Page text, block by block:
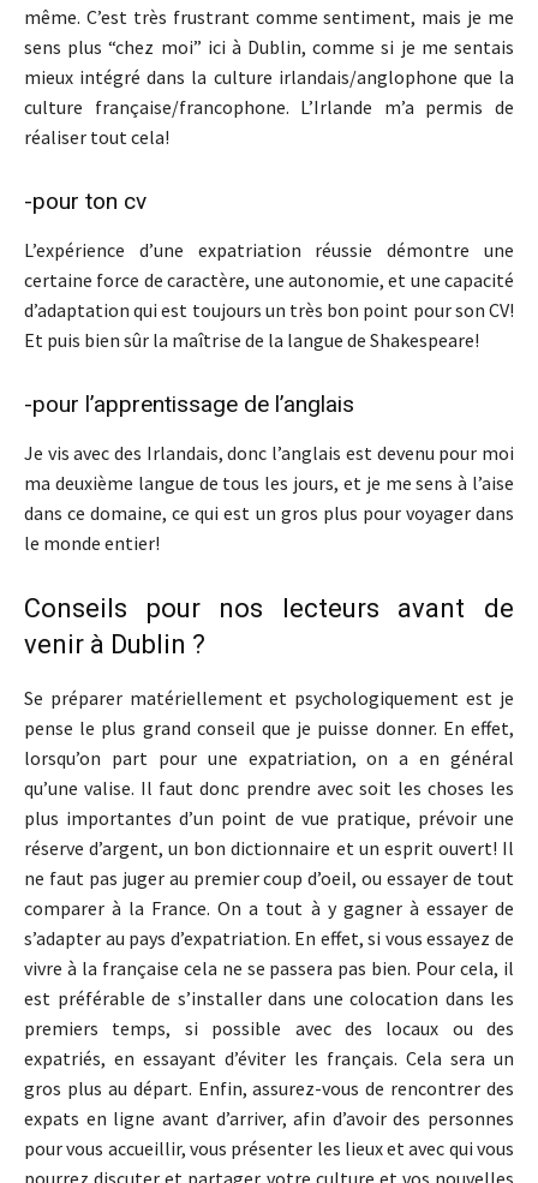
même. C’est très frustrant comme sentiment, mais je me
sens plus “chez moi” ici à Dublin, comme si je me sentais
mieux intégré dans la culture irlandais/anglophone que la
culture française/francophone. L’Irlande m’a permis de
réaliser tout cela!
-pour ton cv
L’expérience d’une expatriation réussie démontre une
certaine force de caractère, une autonomie, et une capacité
d’adaptation qui est toujours un très bon point pour son CV!
Et puis bien sûr la maîtrise de la langue de Shakespeare!
-pour l’apprentissage de l’anglais
Je vis avec des Irlandais, donc l’anglais est devenu pour moi
ma deuxième langue de tous les jours, et je me sens à l’aise
dans ce domaine, ce qui est un gros plus pour voyager dans
le monde entier!
Conseils pour nos lecteurs avant de
venir à Dublin ?
Se préparer matériellement et psychologiquement est je
pense le plus grand conseil que je puisse donner. En effet,
lorsqu’on part pour une expatriation, on a en général
qu’une valise. Il faut donc prendre avec soit les choses les
plus importantes d’un point de vue pratique, prévoir une
réserve d’argent, un bon dictionnaire et un esprit ouvert! Il
ne faut pas juger au premier coup d’oeil, ou essayer de tout
comparer à la France. On a tout à y gagner à essayer de
s’adapter au pays d’expatriation. En effet, si vous essayez de
vivre à la française cela ne se passera pas bien. Pour cela, il
est préférable de s’installer dans une colocation dans les
premiers temps, si possible avec des locaux ou des
expatriés, en essayant d’éviter les français. Cela sera un
gros plus au départ. Enfin, assurez-vous de rencontrer des
expats en ligne avant d’arriver, afin d’avoir des personnes
pour vous accueillir, vous présenter les lieux et avec qui vous
pourrez discuter et partager votre culture et vos nouvelles